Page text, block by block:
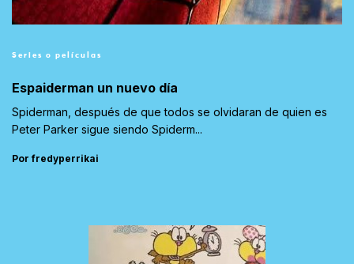
Series o películas
Espaiderman un nuevo día
Spiderman, después de que todos se olvidaran de quien es
Peter Parker sigue siendo Spiderm...
Por fredyperrikai